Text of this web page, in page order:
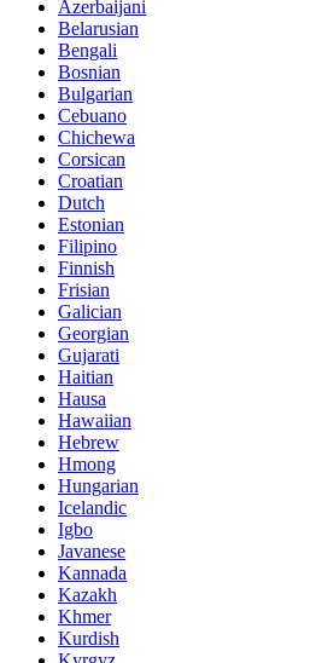
Azerbaijani
Belarusian
Bengali
Bosnian
Bulgarian
Cebuano
Chichewa
Corsican
Croatian
Dutch
Estonian
Filipino
Finnish
Frisian
Galician
Georgian
Gujarati
Haitian
Hausa
Hawaiian
Hebrew
Hmong
Hungarian
Icelandic
Igbo
Javanese
Kannada
Kazakh
Khmer
Kurdish